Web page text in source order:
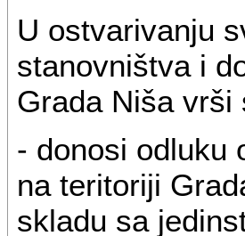
U ostvarivanju
stanovništva i
Grada Niša vrši
- donosi odluku
na teritoriji
skladu sa